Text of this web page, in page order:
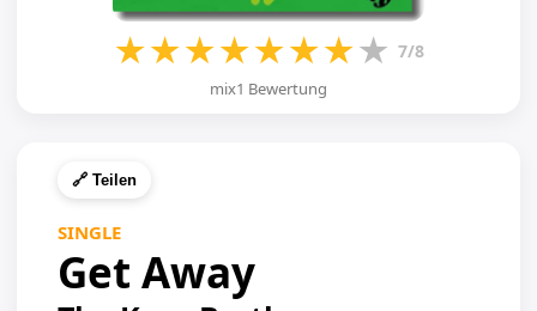
★★★★★★★★ 7/8
mix1 Bewertung
🔗 Teilen
SINGLE
Get Away